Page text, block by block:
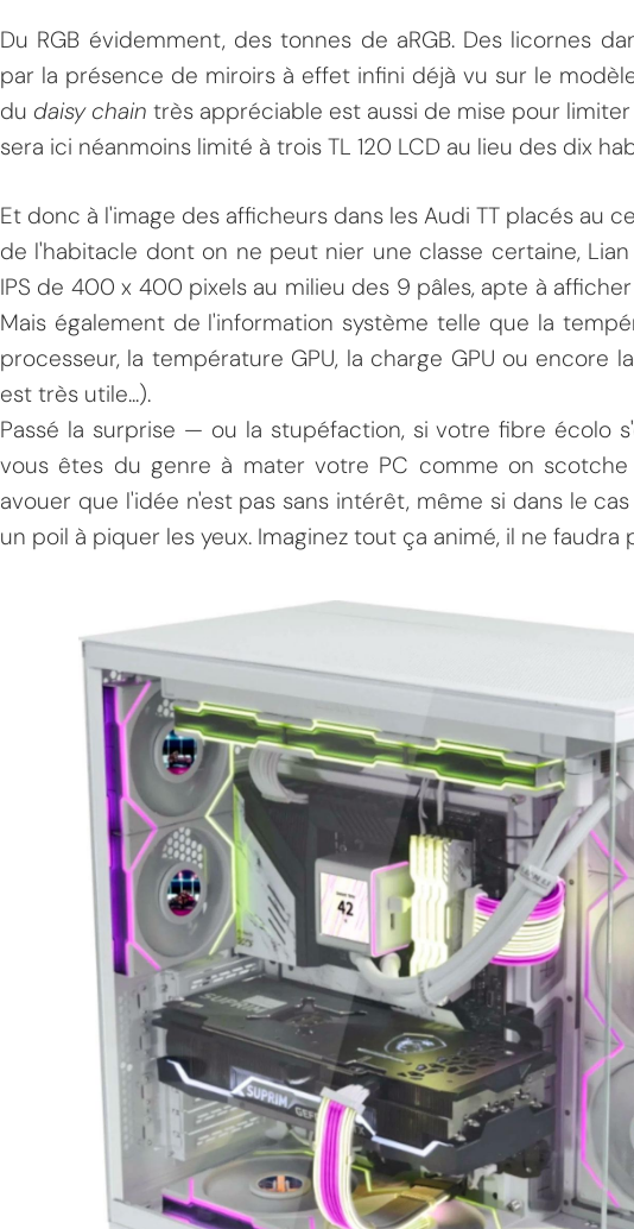
Du RGB évidemment, des tonnes de aRGB. Des licornes
par la présence de miroirs à effet infini déjà vu sur le
du daisy chain très appréciable est aussi de mise pour
sera ici néanmoins limité à trois TL 120 LCD au lieu des dix
Et donc à l'image des afficheurs dans les Audi TT placés au
de l'habitacle dont on ne peut nier une classe certaine, Lian
IPS de 400 x 400 pixels au milieu des 9 pâles, apte à
Mais également de l'information système telle que la
processeur, la température GPU, la charge GPU ou encore
est très utile...).
Passé la surprise — ou la stupéfaction, si votre fibre écolo
vous êtes du genre à mater votre PC comme on
avouer que l'idée n'est pas sans intérêt, même si dans le
un poil à piquer les yeux. Imaginez tout ça animé, il ne